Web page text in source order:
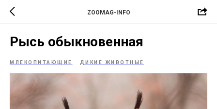
ZOOMAG-INFO
Рысь обыкновенная
МЛЕКОПИТАЮЩИЕ ДИКИЕ ЖИВОТНЫЕ